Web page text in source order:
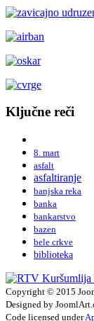
Ključne reči
8. mart
asfalt
asfaltiranje
banjska reka
banka
bankarstvo
bazen
bele crkve
biblioteka
Copyright © 2015
Designed by
Code licensed under